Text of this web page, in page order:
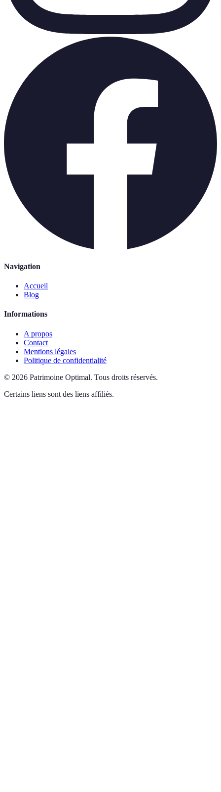
Navigation
Accueil
Blog
Informations
A propos
Contact
Mentions légales
Politique de confidentialité
© 2026 Patrimoine Optimal. Tous droits réservés.
Certains liens sont des liens affiliés.